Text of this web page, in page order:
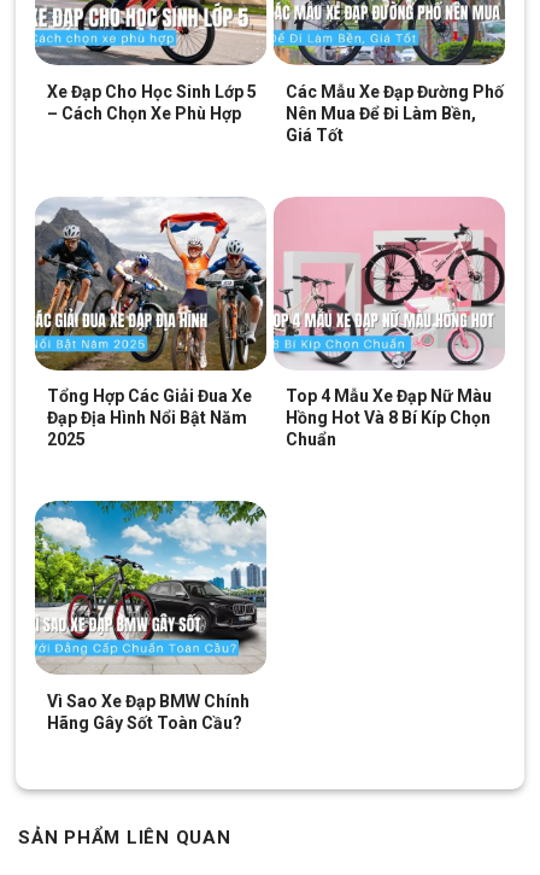
Xe Đạp Cho Học Sinh Lớp 5
– Cách Chọn Xe Phù Hợp
Các Mẫu Xe Đạp Đường Phố
Nên Mua Để Đi Làm Bền,
Giá Tốt
Tổng Hợp Các Giải Đua Xe
Đạp Địa Hình Nổi Bật Năm
2025
Top 4 Mẫu Xe Đạp Nữ Màu
Hồng Hot Và 8 Bí Kíp Chọn
Chuẩn
Vì Sao Xe Đạp BMW Chính
Hãng Gây Sốt Toàn Cầu?
SẢN PHẨM LIÊN QUAN